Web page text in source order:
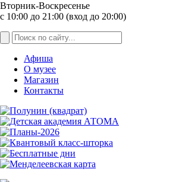
Вторник-Воскресенье
с 10:00 до 21:00 (вход до 20:00)
Афиша
О музее
Магазин
Контакты